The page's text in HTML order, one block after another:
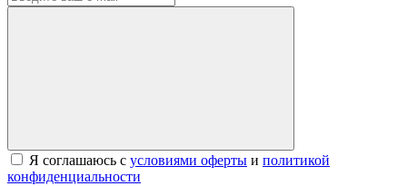
Я соглашаюсь с условиями оферты и политикой
конфиденциальности